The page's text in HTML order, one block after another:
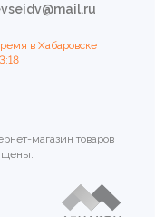
в Хабаровске
магазин товаров